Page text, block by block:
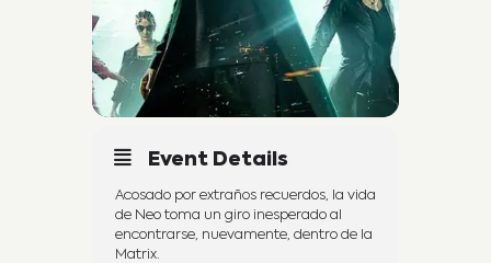
Event Details
Acosado por extraños recuerdos, la vida
de Neo toma un giro inesperado al
encontrarse, nuevamente, dentro de la
Matrix.